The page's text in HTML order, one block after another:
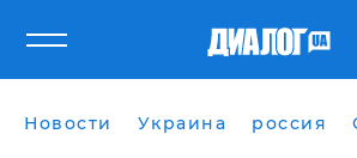
Новости Украина россия